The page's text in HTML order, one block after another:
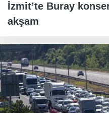
İzmit’te Buray
akşam